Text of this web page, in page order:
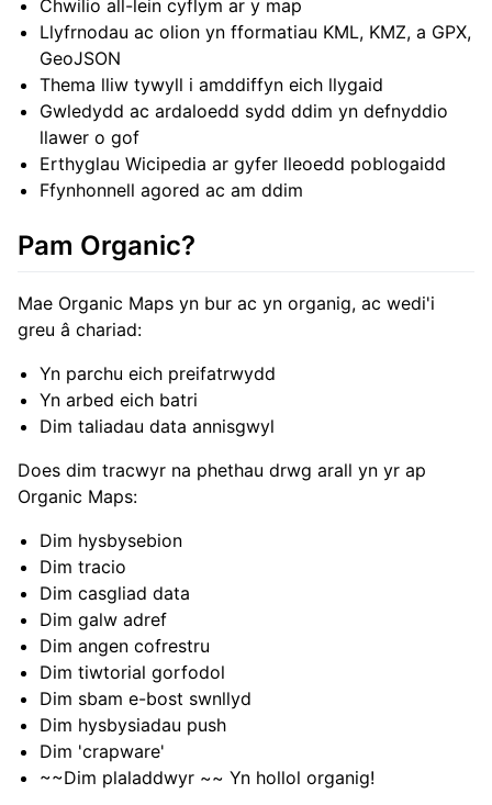
Chwilio all-lein cyflym ar y map
Llyfrnodau ac olion yn fformatiau KML, KMZ, a GPX,
GeoJSON
Thema lliw tywyll i amddiffyn eich llygaid
Gwledydd ac ardaloedd sydd ddim yn defnyddio
llawer o gof
Erthyglau Wicipedia ar gyfer lleoedd poblogaidd
Ffynhonnell agored ac am ddim
Pam Organic?
Mae Organic Maps yn bur ac yn organig, ac wedi'i
greu â chariad:
Yn parchu eich preifatrwydd
Yn arbed eich batri
Dim taliadau data annisgwyl
Does dim tracwyr na phethau drwg arall yn yr ap
Organic Maps:
Dim hysbysebion
Dim tracio
Dim casgliad data
Dim galw adref
Dim angen cofrestru
Dim tiwtorial gorfodol
Dim sbam e-bost swnllyd
Dim hysbysiadau push
Dim 'crapware'
~~Dim plaladdwyr ~~ Yn hollol organig!